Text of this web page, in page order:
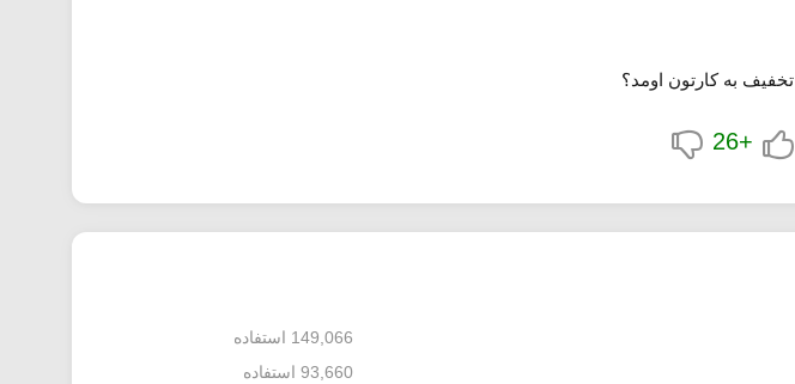
به کارتون اومد؟
+26
149,066 استفاده
93,660 استفاده